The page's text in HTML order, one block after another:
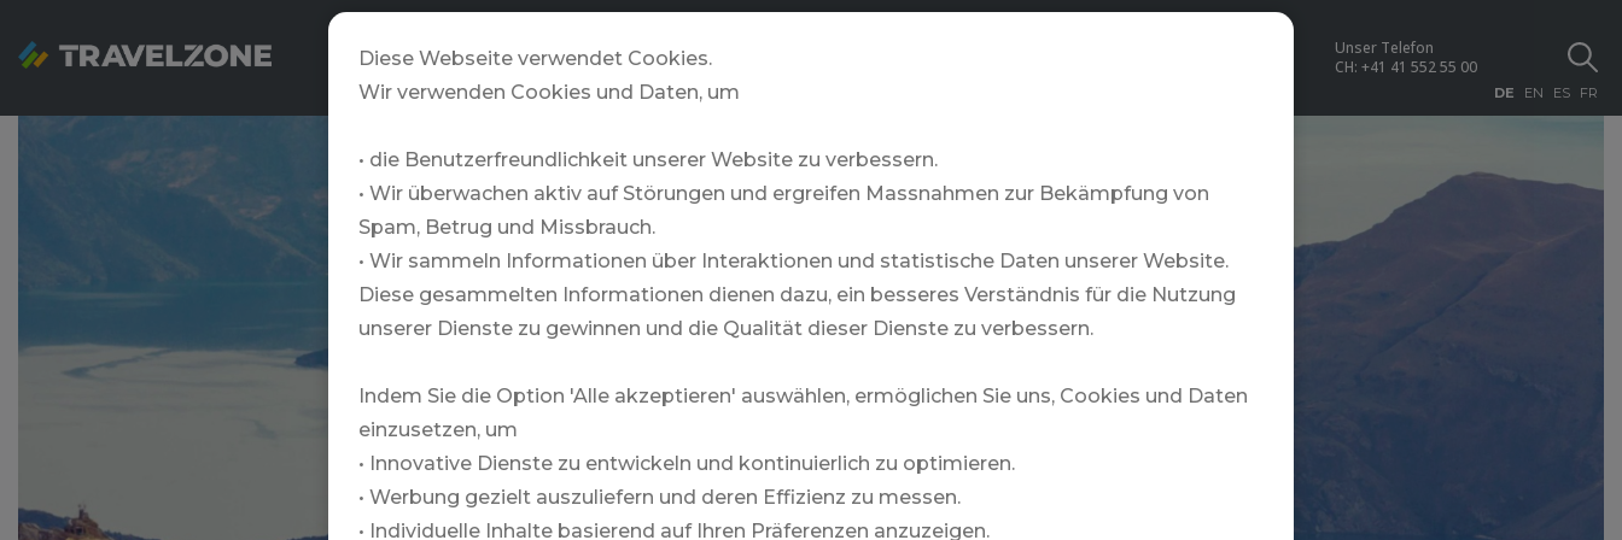
SNOWZONE GOLFZONE
Unser Telefon
CH: +41 41 552 55 00
DE EN ES FR
REISEN.ANDERS
Diese Webseite verwendet Cookies.
Wir verwenden Cookies und Daten, um
• die Benutzerfreundlichkeit unserer Website zu verbessern.
• Wir überwachen aktiv auf Störungen und ergreifen Massnahmen zur Bekämpfung von
Spam, Betrug und Missbrauch.
• Wir sammeln Informationen über Interaktionen und statistische Daten unserer Website.
Diese gesammelten Informationen dienen dazu, ein besseres Verständnis für die Nutzung
unserer Dienste zu gewinnen und die Qualität dieser Dienste zu verbessern.
Indem Sie die Option 'Alle akzeptieren' auswählen, ermöglichen Sie uns, Cookies und Daten
einzusetzen, um
• Innovative Dienste zu entwickeln und kontinuierlich zu optimieren.
• Werbung gezielt auszuliefern und deren Effizienz zu messen.
• Individuelle Inhalte basierend auf Ihren Präferenzen anzuzeigen.